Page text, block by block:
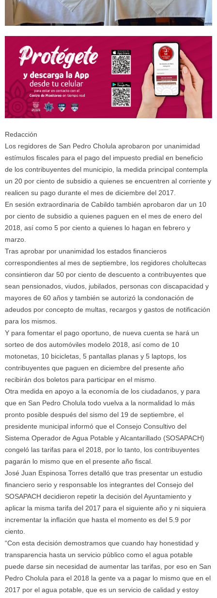
Redacción
Los regidores de San Pedro Cholula aprobaron por unanimidad
estímulos fiscales para el pago del impuesto predial en beneficio
de los contribuyentes del municipio, la medida principal contempla
un 20 por ciento de subsidio a quienes se encuentren al corriente y
realicen su pago durante el mes de diciembre del 2017.
En sesión extraordinaria de Cabildo también aprobaron dar un 10
por ciento de subsidio a quienes paguen en el mes de enero del
2018, así como 5 por ciento a quienes lo hagan en febrero y
marzo.
Tras aprobar por unanimidad los estados financieros
correspondientes al mes de septiembre, los regidores cholultecas
consintieron dar 50 por ciento de descuento a contribuyentes que
sean pensionados, viudos, jubilados, personas con discapacidad y
mayores de 60 años y también se autorizó la condonación de
adeudos por concepto de multas, recargos y gastos de notificación
para los mismos.
Y para fomentar el pago oportuno, de nueva cuenta se hará un
sorteo de dos automóviles modelo 2018, así como de 10
motonetas, 10 bicicletas, 5 pantallas planas y 5 laptops, los
contribuyentes que paguen en diciembre del presente año
recibirán dos boletos para participar en el mismo.
Otra medida en apoyo a la economía de los ciudadanos, y para
que en San Pedro Cholula todo vuelva a la normalidad lo más
pronto posible después del sismo del 19 de septiembre, el
presidente municipal informó que el Consejo Consultivo del
Sistema Operador de Agua Potable y Alcantarillado (SOSAPACH)
congeló las tarifas para el 2018, por lo tanto, los contribuyentes
pagarán lo mismo que en el presente año fiscal.
José Juan Espinosa Torres detalló que tras presentar un estudio
financiero serio y responsable los integrantes del Consejo del
SOSAPACH decidieron repetir la decisión del Ayuntamiento y
aplicar la misma tarifa del 2017 para el siguiente año y ni siquiera
incrementar la inflación que hasta el momento es del 5.9 por
ciento.
“Con esta decisión demostramos que cuando hay honestidad y
transparencia hasta un servicio público como el agua potable
puede darse sin necesidad de aumentar las tarifas, por eso en San
Pedro Cholula para el 2018 la gente va a pagar lo mismo que en el
2017 por el agua potable, que es un servicio de calidad y estoy